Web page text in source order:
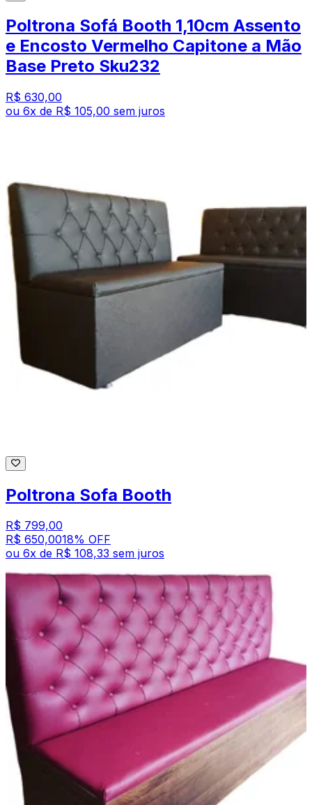
Poltrona Sofá Booth 1,10cm Assento
e Encosto Vermelho Capitone a Mão
Base Preto Sku232
R$ 630,00
ou 6x de R$ 105,00 sem juros
Poltrona Sofa Booth
R$ 799,00
R$ 650,0018% OFF
ou 6x de R$ 108,33 sem juros